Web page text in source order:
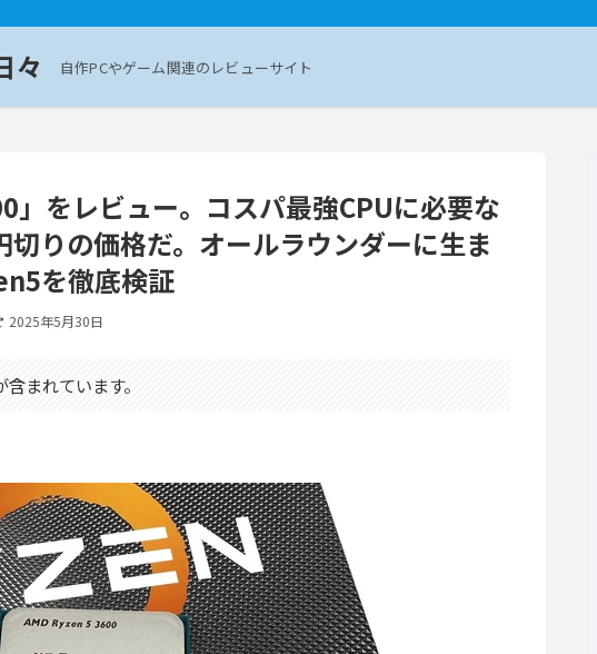
々 自作PCやゲーム関連のレビューサイト
」をレビュー。コスパ最強CPUに必要な
りの価格だ。オールラウンダーに生ま
を徹底検証
2025年5月30日
まれています。